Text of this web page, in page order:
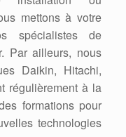
mettons à votre
spécialistes de
Par ailleurs, nous
Daikin, Hitachi,
régulièrement à la
formations pour
technologies